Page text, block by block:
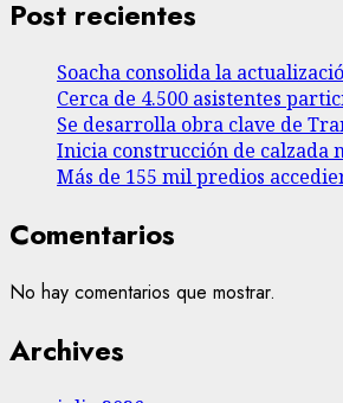
Post recientes
Soacha consolida la
Cerca de 4.500 asistentes
Se desarrolla obra clave de
Inicia construcción de calzada
Más de 155 mil predios
Comentarios
No hay comentarios que mostrar.
Archives